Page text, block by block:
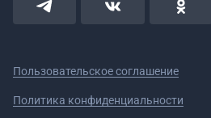
Пользовательское соглашение
Политика конфиденциальности